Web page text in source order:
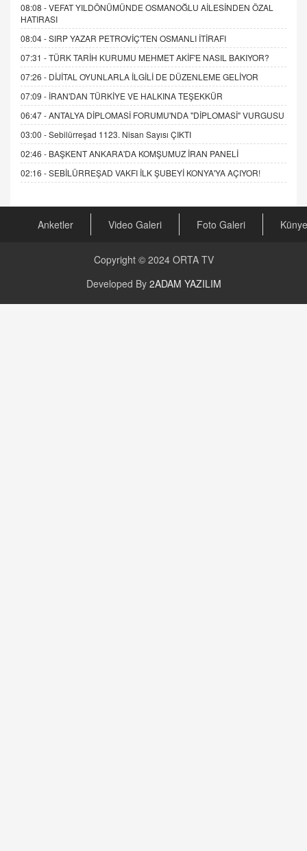
08:08 -VEFAT YILDÖNÜMÜNDE OSMANOĞLU AİLESİNDEN ÖZAL
HATIRASI
08:04 -SIRP YAZAR PETROVİÇ'TEN OSMANLI İTİRAFI
07:31 -TÜRK TARİH KURUMU MEHMET AKİF'E NASIL BAKIYOR?
07:26 - DİJİTAL OYUNLARLA İLGİLİ DE DÜZENLEME GELİYOR
07:09 - İRAN'DAN TÜRKİYE VE HALKINA TEŞEKKÜR
06:47 -ANTALYA DİPLOMASİ FORUMU'NDA "DİPLOMASİ" VURGUSU
03:00 -Sebilürreşad 1123. Nisan Sayısı ÇIKTI
02:46 - BAŞKENT ANKARA'DA KOMŞUMUZ İRAN PANELİ
02:16 -SEBİLÜRREŞAD VAKFI İLK ŞUBEYİ KONYA'YA AÇIYOR!
Anketler Video Galeri Foto Galeri Künye
Copyright © 2024 ORTA TV
Developed By 2ADAM YAZILIM